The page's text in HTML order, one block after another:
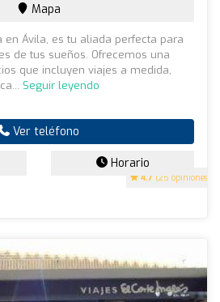
4.7 (25 opiniones)
Mapa
en Ávila, es tu aliada perfecta para
de tus sueños. Ofrecemos una
que incluyen viajes a medida,
Seguir leyendo
Ver teléfono
Horario